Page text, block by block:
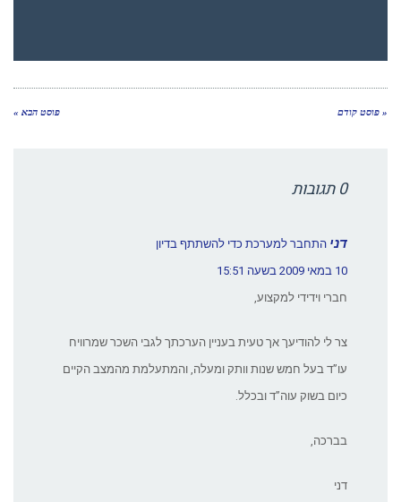
« פוסט קודם פוסט הבא »
0 תגובות
דני התחבר למערכת כדי להשתתף בדיון
10 במאי 2009 בשעה 15:51
חברי וידידי למקצוע,
צר לי להודיעך אך טעית בעניין הערכתך לגבי השכר שמרוויח
עו”ד בעל חמש שנות וותק ומעלה, והמתעלמת מהמצב הקיים
כיום בשוק עוה”ד ובכלל.
בברכה,
דני